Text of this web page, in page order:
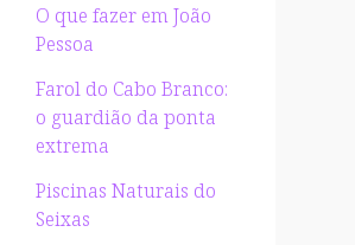
O que fazer em João
Pessoa
Farol do Cabo Branco:
o guardião da ponta
extrema
Piscinas Naturais do
Seixas